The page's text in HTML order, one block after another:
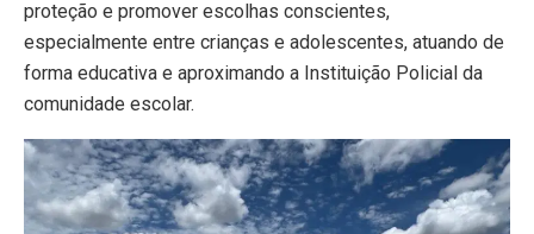
proteção e promover escolhas conscientes,
especialmente entre crianças e adolescentes, atuando de
forma educativa e aproximando a Instituição Policial da
comunidade escolar.